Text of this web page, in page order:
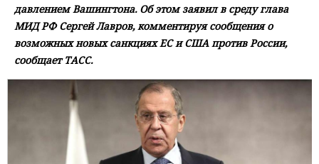
давлением Вашингтона. Об этом заявил в среду глава
МИД РФ Сергей Лавров, комментируя сообщения о
возможных новых санкциях ЕС и США против России,
сообщает ТАСС.